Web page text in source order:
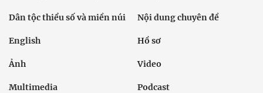
Dân tộc thiểu số và miền núi Nội dung chuyên đề
English Hồ sơ
Ảnh Video
Multimedia Podcast